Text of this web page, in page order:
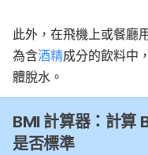
此外，在飛機上或餐廳
為含酒精成分的飲料中
體脫水。
BMI 計算器：計算
是否標準